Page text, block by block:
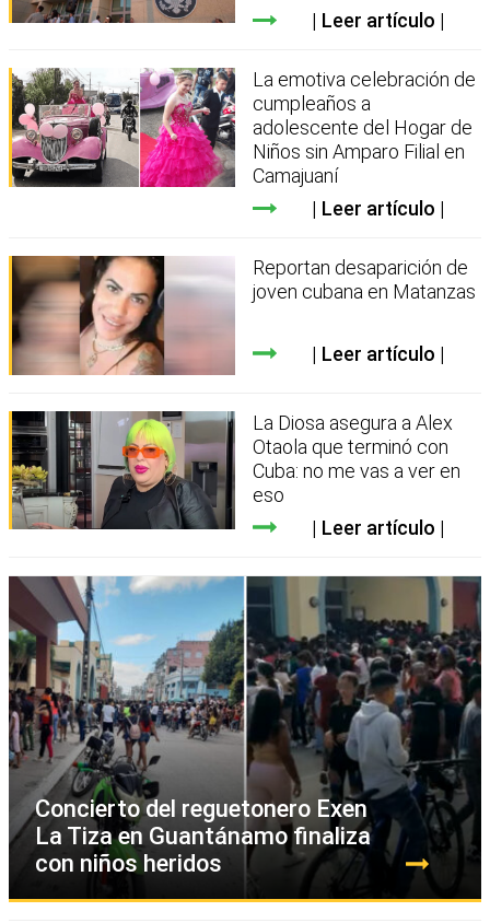
Leer artículo
La emotiva celebración de
cumpleaños a
adolescente del Hogar de
Niños sin Amparo Filial en
Camajuaní
Leer artículo
Reportan desaparición de
joven cubana en Matanzas
Leer artículo
La Diosa asegura a Alex
Otaola que terminó con
Cuba: no me vas a ver en
eso
Leer artículo
Concierto del reguetonero Exen
La Tiza en Guantánamo finaliza
con niños heridos